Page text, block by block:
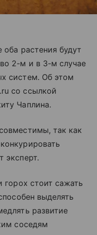
оба растения будут
2-м и в 3-м случае
систем. Об этом
со ссылкой
Чаплина.
так как
эксперт.
горох стоит сажать
выделять
развитие
соседям